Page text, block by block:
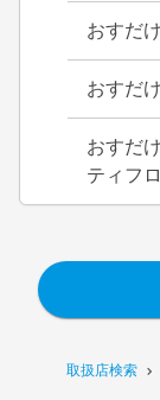
取扱店検索
おすだ
おすだ
おすだ
ティフ